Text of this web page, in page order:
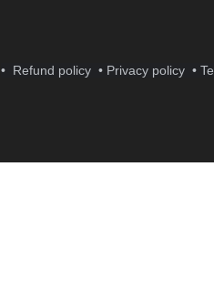
• Refund policy • Privacy policy •